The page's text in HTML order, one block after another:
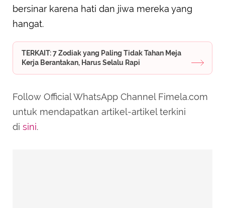
bersinar karena hati dan jiwa mereka yang
hangat.
TERKAIT: 7 Zodiak yang Paling Tidak Tahan Meja
Kerja Berantakan, Harus Selalu Rapi
Follow Official WhatsApp Channel Fimela.com
untuk mendapatkan artikel-artikel terkini
di sini.